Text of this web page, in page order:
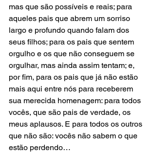
mas que são possíveis e reais; para
aqueles pais que abrem um sorriso
largo e profundo quando falam dos
seus filhos; para os pais que sentem
orgulho e os que não conseguem se
orgulhar, mas ainda assim tentam; e,
por fim, para os pais que já não estão
mais aqui entre nós para receberem
sua merecida homenagem: para todos
vocês, que são pais de verdade, os
meus aplausos. E para todos os outros
que não são: vocês não sabem o que
estão perdendo…